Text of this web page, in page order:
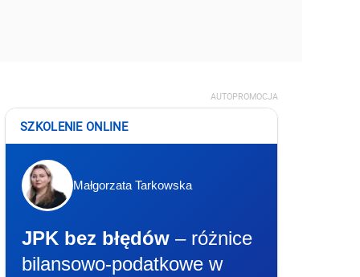
AUTOPROMOCJA
SZKOLENIE ONLINE
Małgorzata Tarkowska
JPK bez błędów – różnice
bilansowo-podatkowe w